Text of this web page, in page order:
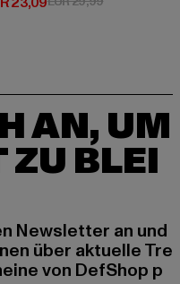
AN, UM
ZU BLEI
Newsletter an und
über aktuelle Tre
von DefShop p